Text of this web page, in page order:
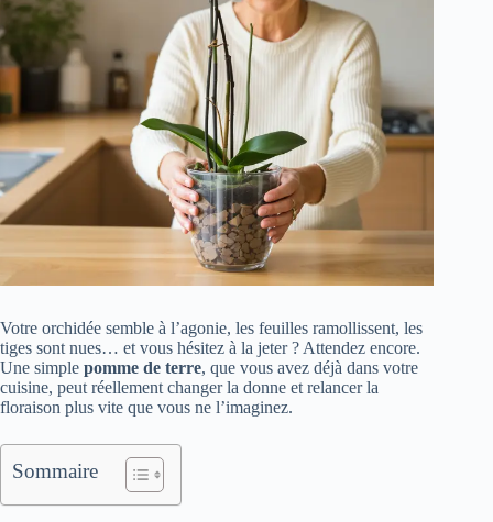
Votre orchidée semble à l’agonie, les feuilles ramollissent, les
tiges sont nues… et vous hésitez à la jeter ? Attendez encore.
Une simple pomme de terre, que vous avez déjà dans votre
cuisine, peut réellement changer la donne et relancer la
floraison plus vite que vous ne l’imaginez.
Sommaire